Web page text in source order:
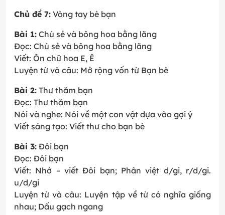
Chủ đề 7: Vòng tay bè bạn
Bài 1: Chú sẻ và bông hoa bằng lăng
Đọc: Chú sẻ và bông hoa bằng lăng
Viết: Ôn chữ hoa E, Ê
Luyện từ và câu: Mở rộng vốn từ Bạn bè
Bài 2: Thư thăm bạn
Đọc: Thư thăm bạn
Nói và nghe: Nói về một con vật dựa vào gợi ý
Viết sáng tạo: Viết thư cho bạn bè
Bài 3: Đôi bạn
Đọc: Đôi bạn
Viết: Nhớ – viết Đôi bạn; Phân việt d/gi, r/d/gi.
u/d/gi
Luyện từ và câu: Luyện tập về từ có nghĩa giống
nhau; Dấu gạch ngang